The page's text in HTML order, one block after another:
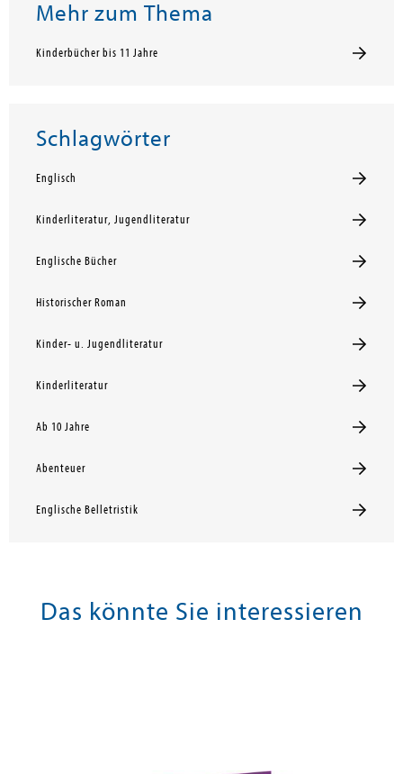
Mehr zum Thema
Kinderbücher bis 11 Jahre
Schlagwörter
Englisch
Kinderliteratur, Jugendliteratur
Englische Bücher
Historischer Roman
Kinder- u. Jugendliteratur
Kinderliteratur
Ab 10 Jahre
Abenteuer
Englische Belletristik
Das könnte Sie interessieren